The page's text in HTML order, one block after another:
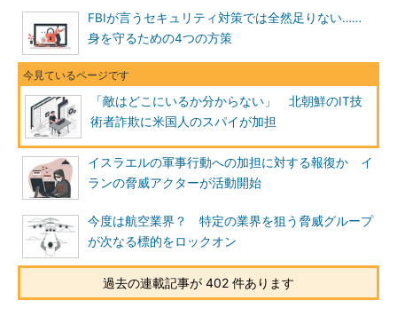
FBIが言うセキュリティ対策では全然足りない……
身を守るための4つの方策
「敵はどこにいるか分からない」 北朝鮮のIT技
術者詐欺に米国人のスパイが加担
イスラエルの軍事行動への加担に対する報復か イ
ランの脅威アクターが活動開始
今度は航空業界？ 特定の業界を狙う脅威グループ
が次なる標的をロックオン
過去の連載記事が 402 件あります